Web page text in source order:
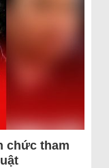
chức tham